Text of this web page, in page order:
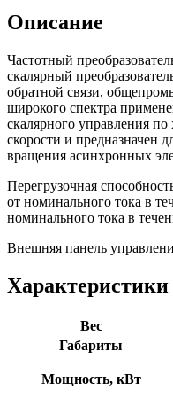
Описание
Частотный
скалярный
обратной связи,
широкого спектра
скалярного управления по
скорости и предназначен
вращения асинхронных
Перегрузочная
от номинального тока в
номинального тока в
Внешняя панель
Характеристики
Вес
Габариты
Мощность, кВт